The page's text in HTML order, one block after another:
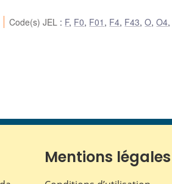
Code(s) JEL : F, F0, F01 , F4, F43,O,O4
Mentions légales